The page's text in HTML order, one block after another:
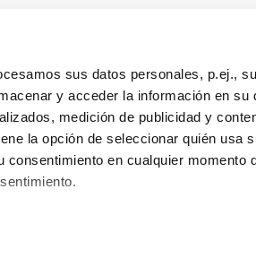
sus datos personales, p.ej.,
y acceder la información en su
medición de publicidad y
la opción de seleccionar quién usa
en cualquier momento